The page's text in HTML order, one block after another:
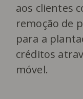
aos clientes
remoção de
para a
créditos
móvel.